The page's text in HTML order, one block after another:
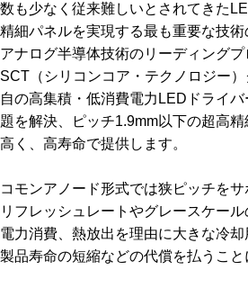
数も少なく従来難しいとされてきた
精細パネルを実現する最も重要な技術
アナログ半導体技術のリーディング
SCT（シリコンコア・テクノロジー
自の高集積・低消費電力LEDドライ
題を解決、ピッチ1.9mm以下の超高
高く、高寿命で提供します。
コモンアノード形式では狭ピッチを
リフレッシュレートやグレースケー
電力消費、熱放出を理由に大きな冷却
製品寿命の短縮などの代償を払うこと